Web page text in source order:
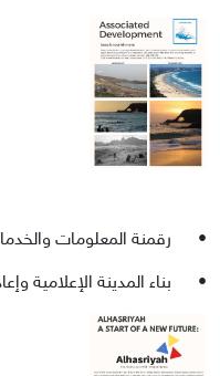
• رقمنة المعلومات
• بناء المدينة الإعلامية